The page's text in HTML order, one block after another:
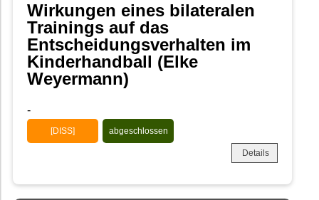
Wirkungen eines bilateralen
Trainings auf das
Entscheidungsverhalten im
Kinderhandball (Elke
Weyermann)
-
[DISS] abgeschlossen
Details